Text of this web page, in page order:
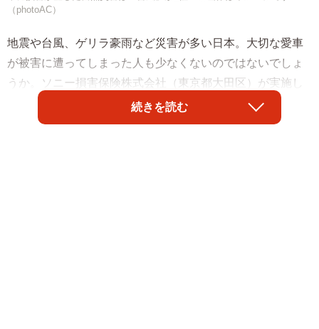
（photoAC）
地震や台風、ゲリラ豪雨など災害が多い日本。大切な愛車
が被害に遭ってしまった人も少なくないのではないでしょ
うか。ソニー損害保険株式会社（東京都大田区）が実施し
た「2024年 全国カーライフ実態調査」によると、約5人に1
人が「自然災害によって車に損害が生じたことがある」と
続きを読む